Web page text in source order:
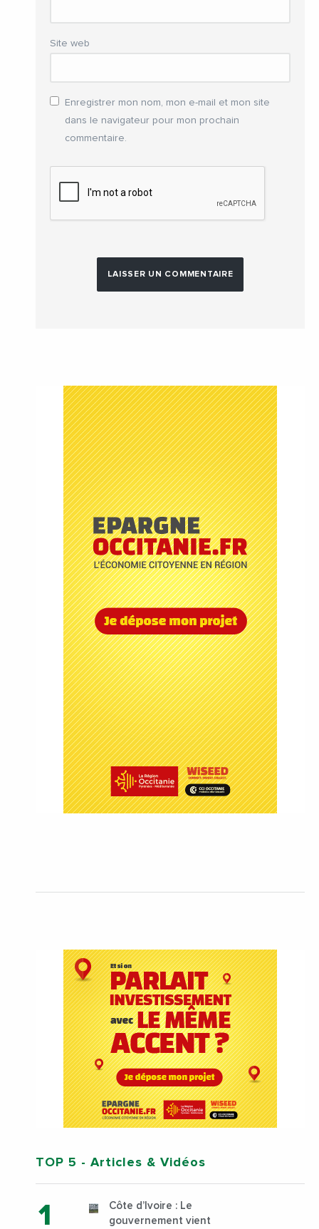
Site web
Enregistrer mon nom, mon e-mail et mon site
dans le navigateur pour mon prochain
commentaire.
TOP 5 - Articles & Vidéos
Côte d’Ivoire : Le
gouvernement vient